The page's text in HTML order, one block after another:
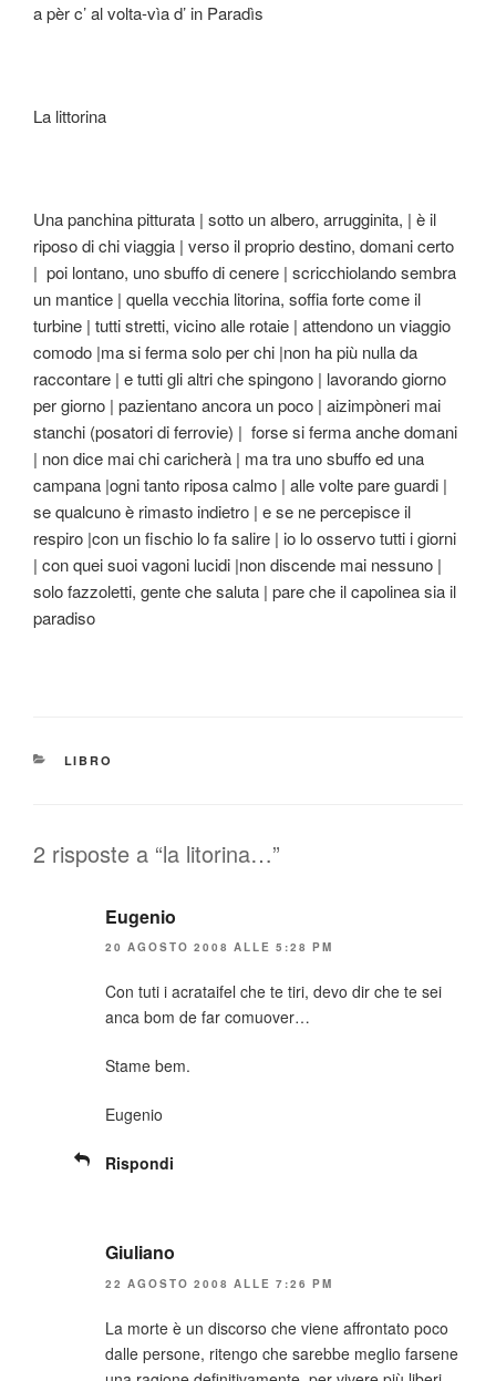
a pèr c’ al volta-vìa d’ in Paradìs
La littorina
Una panchina pitturata | sotto un albero, arrugginita, | è il
riposo di chi viaggia | verso il proprio destino, domani certo
| poi lontano, uno sbuffo di cenere | scricchiolando sembra
un mantice | quella vecchia litorina, soffia forte come il
turbine | tutti stretti, vicino alle rotaie | attendono un viaggio
comodo |ma si ferma solo per chi |non ha più nulla da
raccontare | e tutti gli altri che spingono | lavorando giorno
per giorno | pazientano ancora un poco | aizimpòneri mai
stanchi (posatori di ferrovie) | forse si ferma anche domani
| non dice mai chi caricherà | ma tra uno sbuffo ed una
campana |ogni tanto riposa calmo | alle volte pare guardi |
se qualcuno è rimasto indietro | e se ne percepisce il
respiro |con un fischio lo fa salire | io lo osservo tutti i giorni
| con quei suoi vagoni lucidi |non discende mai nessuno |
solo fazzoletti, gente che saluta | pare che il capolinea sia il
paradiso
CATEGORIE
LIBRO
2 risposte a “la litorina…”
Eugenio
20 AGOSTO 2008 ALLE 5:28 PM
Con tuti i acrataifel che te tiri, devo dir che te sei
anca bom de far comuover…
Stame bem.
Eugenio
Rispondi
Giuliano
22 AGOSTO 2008 ALLE 7:26 PM
La morte è un discorso che viene affrontato poco
dalle persone, ritengo che sarebbe meglio farsene